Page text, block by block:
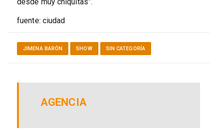
fuente: ciudad
JIMENA BARÓN SHOW SIN CATEGORÍA
AGENCIA